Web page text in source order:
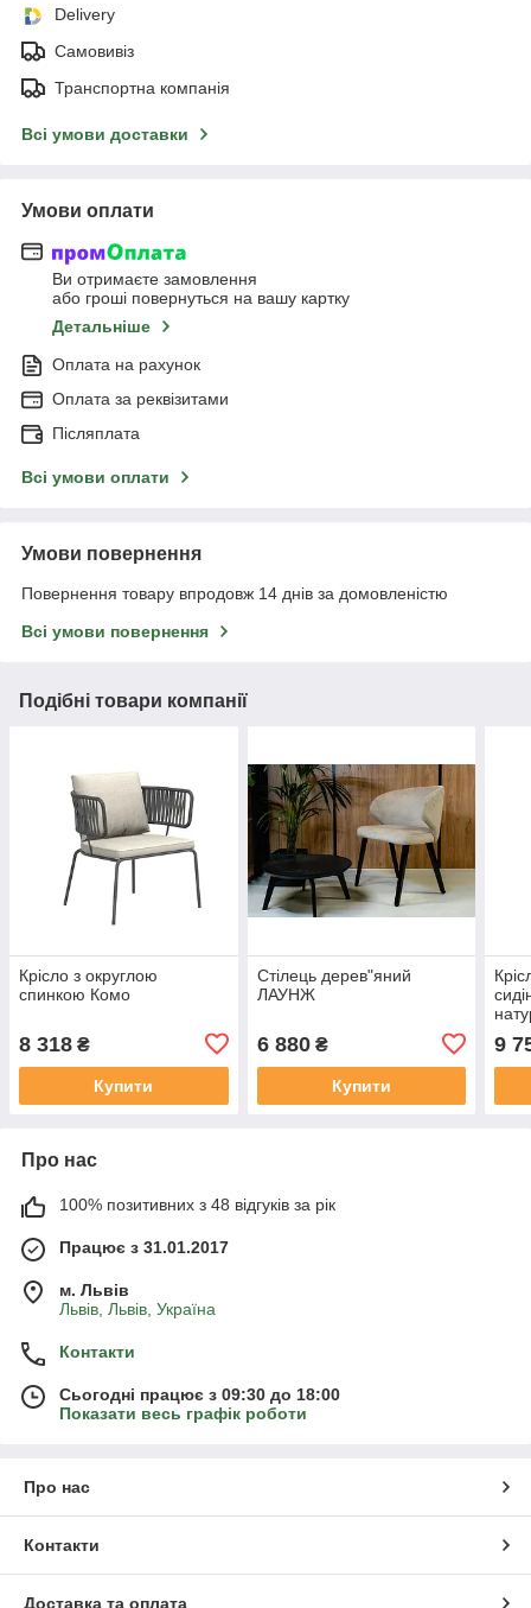
Delivery
Самовивіз
Транспортна компанія
Всі умови доставки
Умови оплати
Ви отримаєте замовлення
або гроші повернуться на вашу картку
Детальніше
Оплата на рахунок
Оплата за реквізитами
Післяплата
Всі умови оплати
Умови повернення
Повернення товару впродовж 14 днів за домовленістю
Всі умови повернення
Подібні товари компанії
Крісло з округлою
спинкою Комо
8 318 ₴
Купити
Стілець дерев"яний
ЛАУНЖ
6 880₴
Купити
9
Про нас
100% позитивних з 48 відгуків за рік
Працює з 31.01.2017
м. Львів
Львів, Львів, Україна
Контакти
Сьогодні працює з 09:30 до 18:00
Показати весь графік роботи
Про нас
Контакти
Доставка та оплата